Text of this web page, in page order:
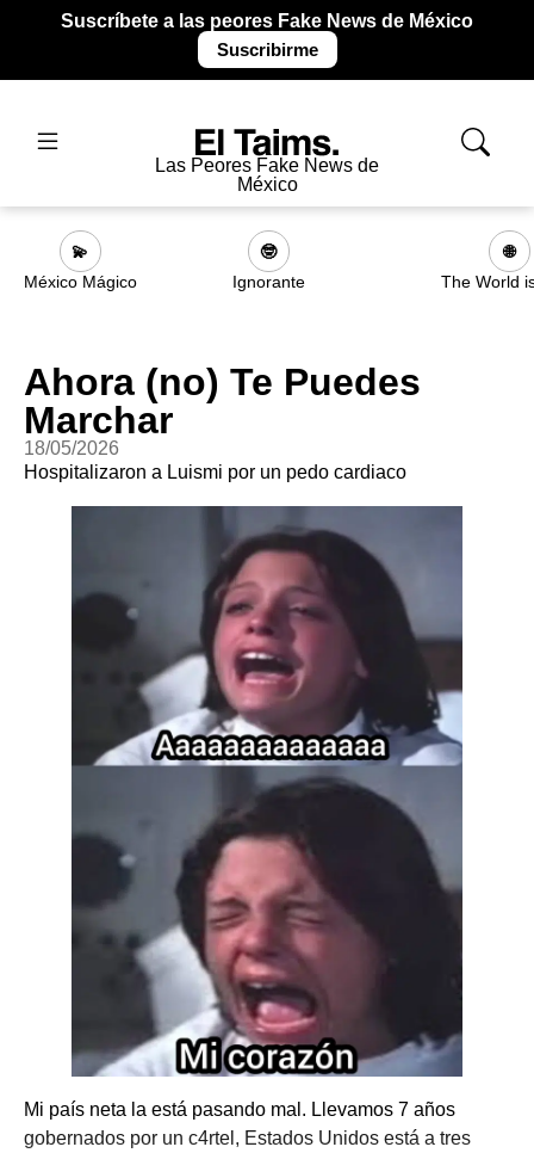
Suscríbete a las peores Fake News de México
Suscribirme
Las Peores Fake News de
México
💫
México Mágico
🤓
Ignorante
🌐
The World
Ahora (no) Te Puedes
Marchar
18/05/2026
Hospitalizaron a Luismi por un pedo cardiaco
Mi país neta la está pasando mal. Llevamos 7 años
gobernados por un c4rtel, Estados Unidos está a tres